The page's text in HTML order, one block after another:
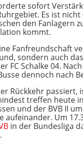
sofort
Es ist nicht
den Fanlagern
kommt.
Fanfreundschaft
sondern auch
FC Schalke 04.
dennoch nach
Rückkehr passiert,
treffen heute
und der BVB II
aufeinander. Um
in der Bundesliga
.